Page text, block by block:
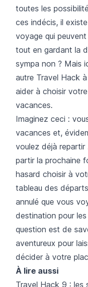
toutes les
ces indécis, il
voyage qui
tout en gardant la
sympa non ? Mais
autre Travel Hack
aider à choisir
vacances.
Imaginez ceci :
vacances et,
voulez déjà
partir la prochaine
hasard choisir à
tableau des
annulé que vous
destination pour
question est de
aventureux pour
décider à votre
À lire aussi
Travel Hack 9 : les